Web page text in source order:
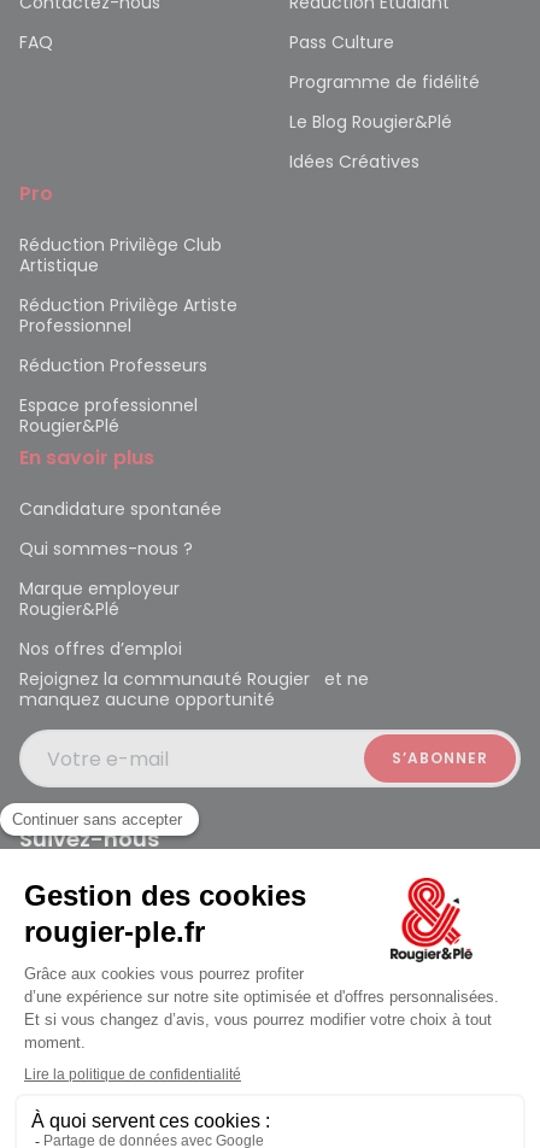
jusqu'au Samedi à 10:00
FAQ
Pass Culture
Programme de fidélité
Le Blog Rougier&Plé
Idées Créatives
Pro
Réduction Privilège Club
Artistique
Réduction Privilège Artiste
Professionnel
Réduction Professeurs
Espace professionnel
Rougier&Plé
En savoir plus
Candidature spontanée
Qui sommes-nous ?
Marque employeur
Rougier&Plé
Nos offres d’emploi
Rejoignez la communauté Rougier et ne
manquez aucune opportunité
Votre e-mail
Suivez-nous
Rougier et Plé 2024 Copyright
Mentions légales
Conditions générales des ventes